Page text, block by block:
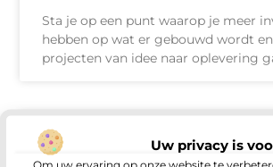
Uw privacy is
Om uw ervaring op onze website te
Sta je op een punt waarop je meer
hebben op wat er gebouwd wordt
projecten van idee naar oplevering